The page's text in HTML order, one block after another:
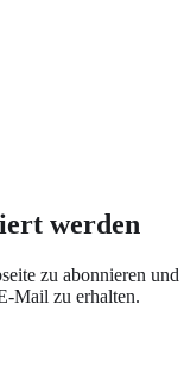
werden
zu abonnieren und
Mail zu erhalten.